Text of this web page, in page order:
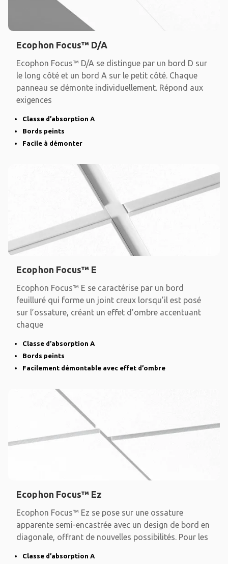
Ecophon Focus™ D/A
Ecophon Focus™ D/A se distingue par un bord D sur
le long côté et un bord A sur le petit côté. Chaque
panneau se démonte individuellement. Répond aux
exigences
Classe d’absorption A
Bords peints
Facile à démonter
Ecophon Focus™ E
Ecophon Focus™ E se caractérise par un bord
feuilluré qui forme un joint creux lorsqu’il est posé
sur l’ossature, créant un effet d’ombre accentuant
chaque
Classe d’absorption A
Bords peints
Facilement démontable avec effet d’ombre
Ecophon Focus™ Ez
Ecophon Focus™ Ez se pose sur une ossature
apparente semi-encastrée avec un design de bord en
diagonale, offrant de nouvelles possibilités. Pour les
Classe d’absorption A